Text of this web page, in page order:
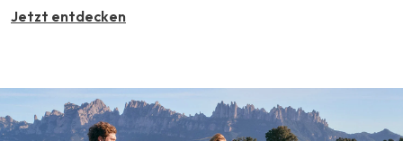
Jetzt entdecken